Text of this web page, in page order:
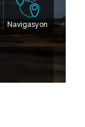
Navigasyon